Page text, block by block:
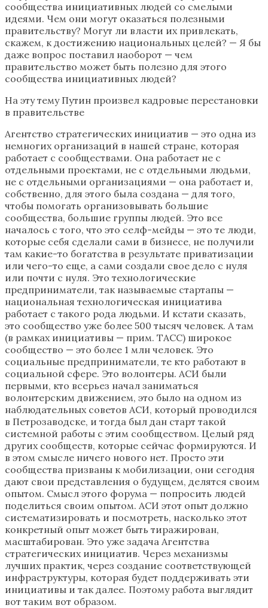
сообщества инициативных людей со смелыми
идеями. Чем они могут оказаться полезными
правительству? Могут ли власти их привлекать,
скажем, к достижению национальных целей? — Я бы
даже вопрос поставил наоборот — чем
правительство может быть полезно для этого
сообщества инициативных людей?
На эту тему Путин произвел кадровые перестановки
в правительстве
Агентство стратегических инициатив — это одна из
немногих организаций в нашей стране, которая
работает с сообществами. Она работает не с
отдельными проектами, не с отдельными людьми,
не с отдельными организациями — она работает и,
собственно, для этого была создана — для того,
чтобы помогать организовывать большие
сообщества, большие группы людей. Это все
началось с того, что это селф-мейды — это те люди,
которые себя сделали сами в бизнесе, не получили
там какие-то богатства в результате приватизации
или чего-то еще, а сами создали свое дело с нуля
или почти с нуля. Это технологические
предприниматели, так называемые стартапы —
национальная технологическая инициатива
работает с такого рода людьми. И кстати сказать,
это сообщество уже более 500 тысяч человек. А там
(в рамках инициативы — прим. ТАСС) широкое
сообщество — это более 1 млн человек. Это
социальные предприниматели, те кто работают в
социальной сфере. Это волонтеры. АСИ были
первыми, кто всерьез начал заниматься
волонтерским движением, это было на одном из
наблюдательных советов АСИ, который проводился
в Петрозаводске, и тогда был дан старт такой
системной работы с этим сообществом. Целый ряд
других сообществ, которые сейчас формируются. И
в этом смысле ничего нового нет. Просто эти
сообщества призваны к мобилизации, они сегодня
дают свои представления о будущем, делятся своим
опытом. Смысл этого форума — попросить людей
поделиться своим опытом. АСИ этот опыт должно
систематизировать и посмотреть, насколько этот
конкретный опыт может быть тиражирован,
масштабирован. Это уже задача Агентства
стратегических инициатив. Через механизмы
лучших практик, через создание соответствующей
инфраструктуры, которая будет поддерживать эти
инициативы и так далее. Поэтому работа выглядит
вот таким вот образом.